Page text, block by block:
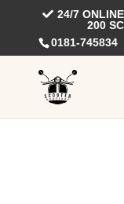
24/7
200
0181-745834